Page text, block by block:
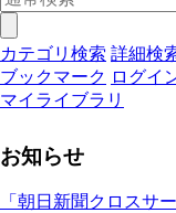
カテゴリ検索 詳細検
ブックマーク ログイ
マイライブラリ
お知らせ
「朝日新聞クロスサ